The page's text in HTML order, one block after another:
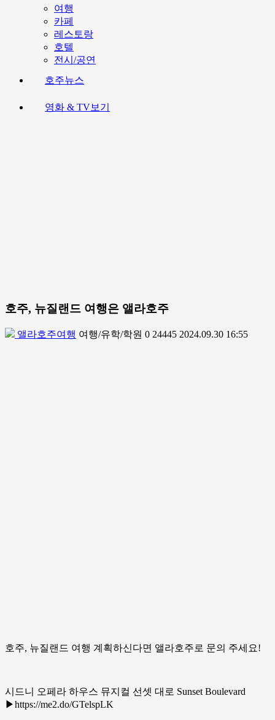
여행
카페
레스토랑
호텔
전시/공연
호주뉴스
영화 & TV보기
호주, 뉴질랜드 여행은 앨라호주
앨라호주여행 여행/유학/학원 0 24445 2024.09.30 16:55
호주, 뉴질랜드 여행 계획하신다면 앨라호주로 문의 주세요!
시드니 오페라 하우스 뮤지컬 선셋 대로 Sunset Boulevard
▶https://me2.do/GTelspLK